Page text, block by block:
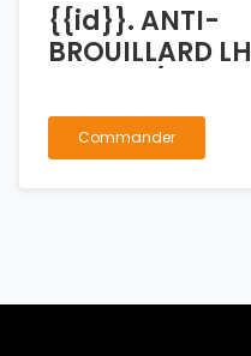
{{id}}. ANTI-
BROUILLARD
Commander